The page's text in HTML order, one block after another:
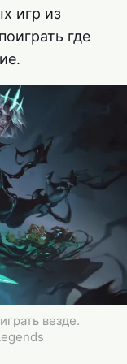
игр из
где
везде.